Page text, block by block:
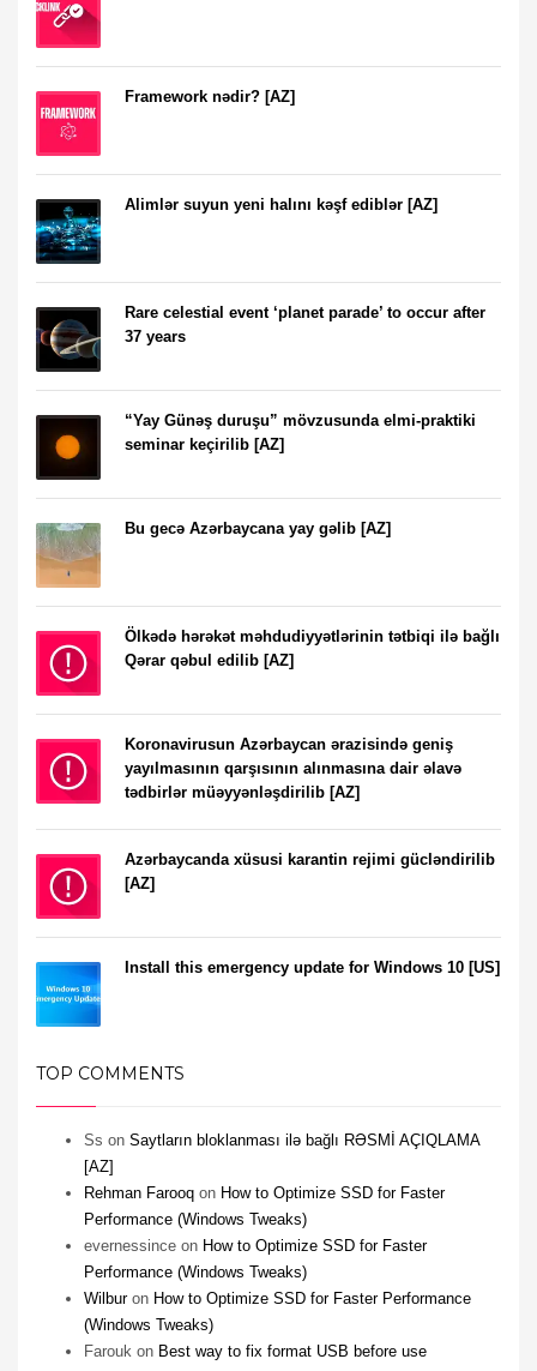
Framework nədir? [AZ]
Alimlər suyun yeni halını kəşf ediblər [AZ]
Rare celestial event ‘planet parade’ to occur after
37 years
“Yay Günəş duruşu” mövzusunda elmi-praktiki
seminar keçirilib [AZ]
Bu gecə Azərbaycana yay gəlib [AZ]
Ölkədə hərəkət məhdudiyyətlərinin tətbiqi ilə bağlı
Qərar qəbul edilib [AZ]
Koronavirusun Azərbaycan ərazisində geniş
yayılmasının qarşısının alınmasına dair əlavə
tədbirlər müəyyənləşdirilib [AZ]
Azərbaycanda xüsusi karantin rejimi gücləndirilib
[AZ]
Install this emergency update for Windows 10 [US]
TOP COMMENTS
Ss on Saytların bloklanması ilə bağlı RƏSMİ AÇIQLAMA
[AZ]
Rehman Farooq on How to Optimize SSD for Faster
Performance (Windows Tweaks)
evernessince on How to Optimize SSD for Faster
Performance (Windows Tweaks)
Wilburon How to Optimize SSD for Faster Performance
(Windows Tweaks)
Farouk on Best way to fix format USB before use